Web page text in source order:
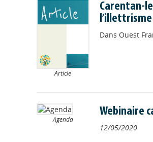
Article
Carentan-
l’illettrisme
Dans Ouest
Agenda
Webinaire
12/05/2020